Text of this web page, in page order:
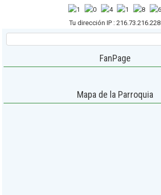
Tu dirección IP : 216.73.216.228
FanPage
Mapa de la Parroquia